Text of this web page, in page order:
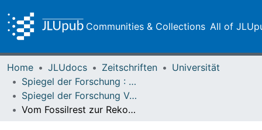
Communities & Collections All of
Home JLUdocs Zeitschriften
Universität
Spiegel der Forschung : Wissenschaftsmagazin
Spiegel der Forschung Vol. 16 (1999) Heft 2
Vom Fossilrest zur Rekonstruktion eines Lebensraums vor 390 Millionen Jahren